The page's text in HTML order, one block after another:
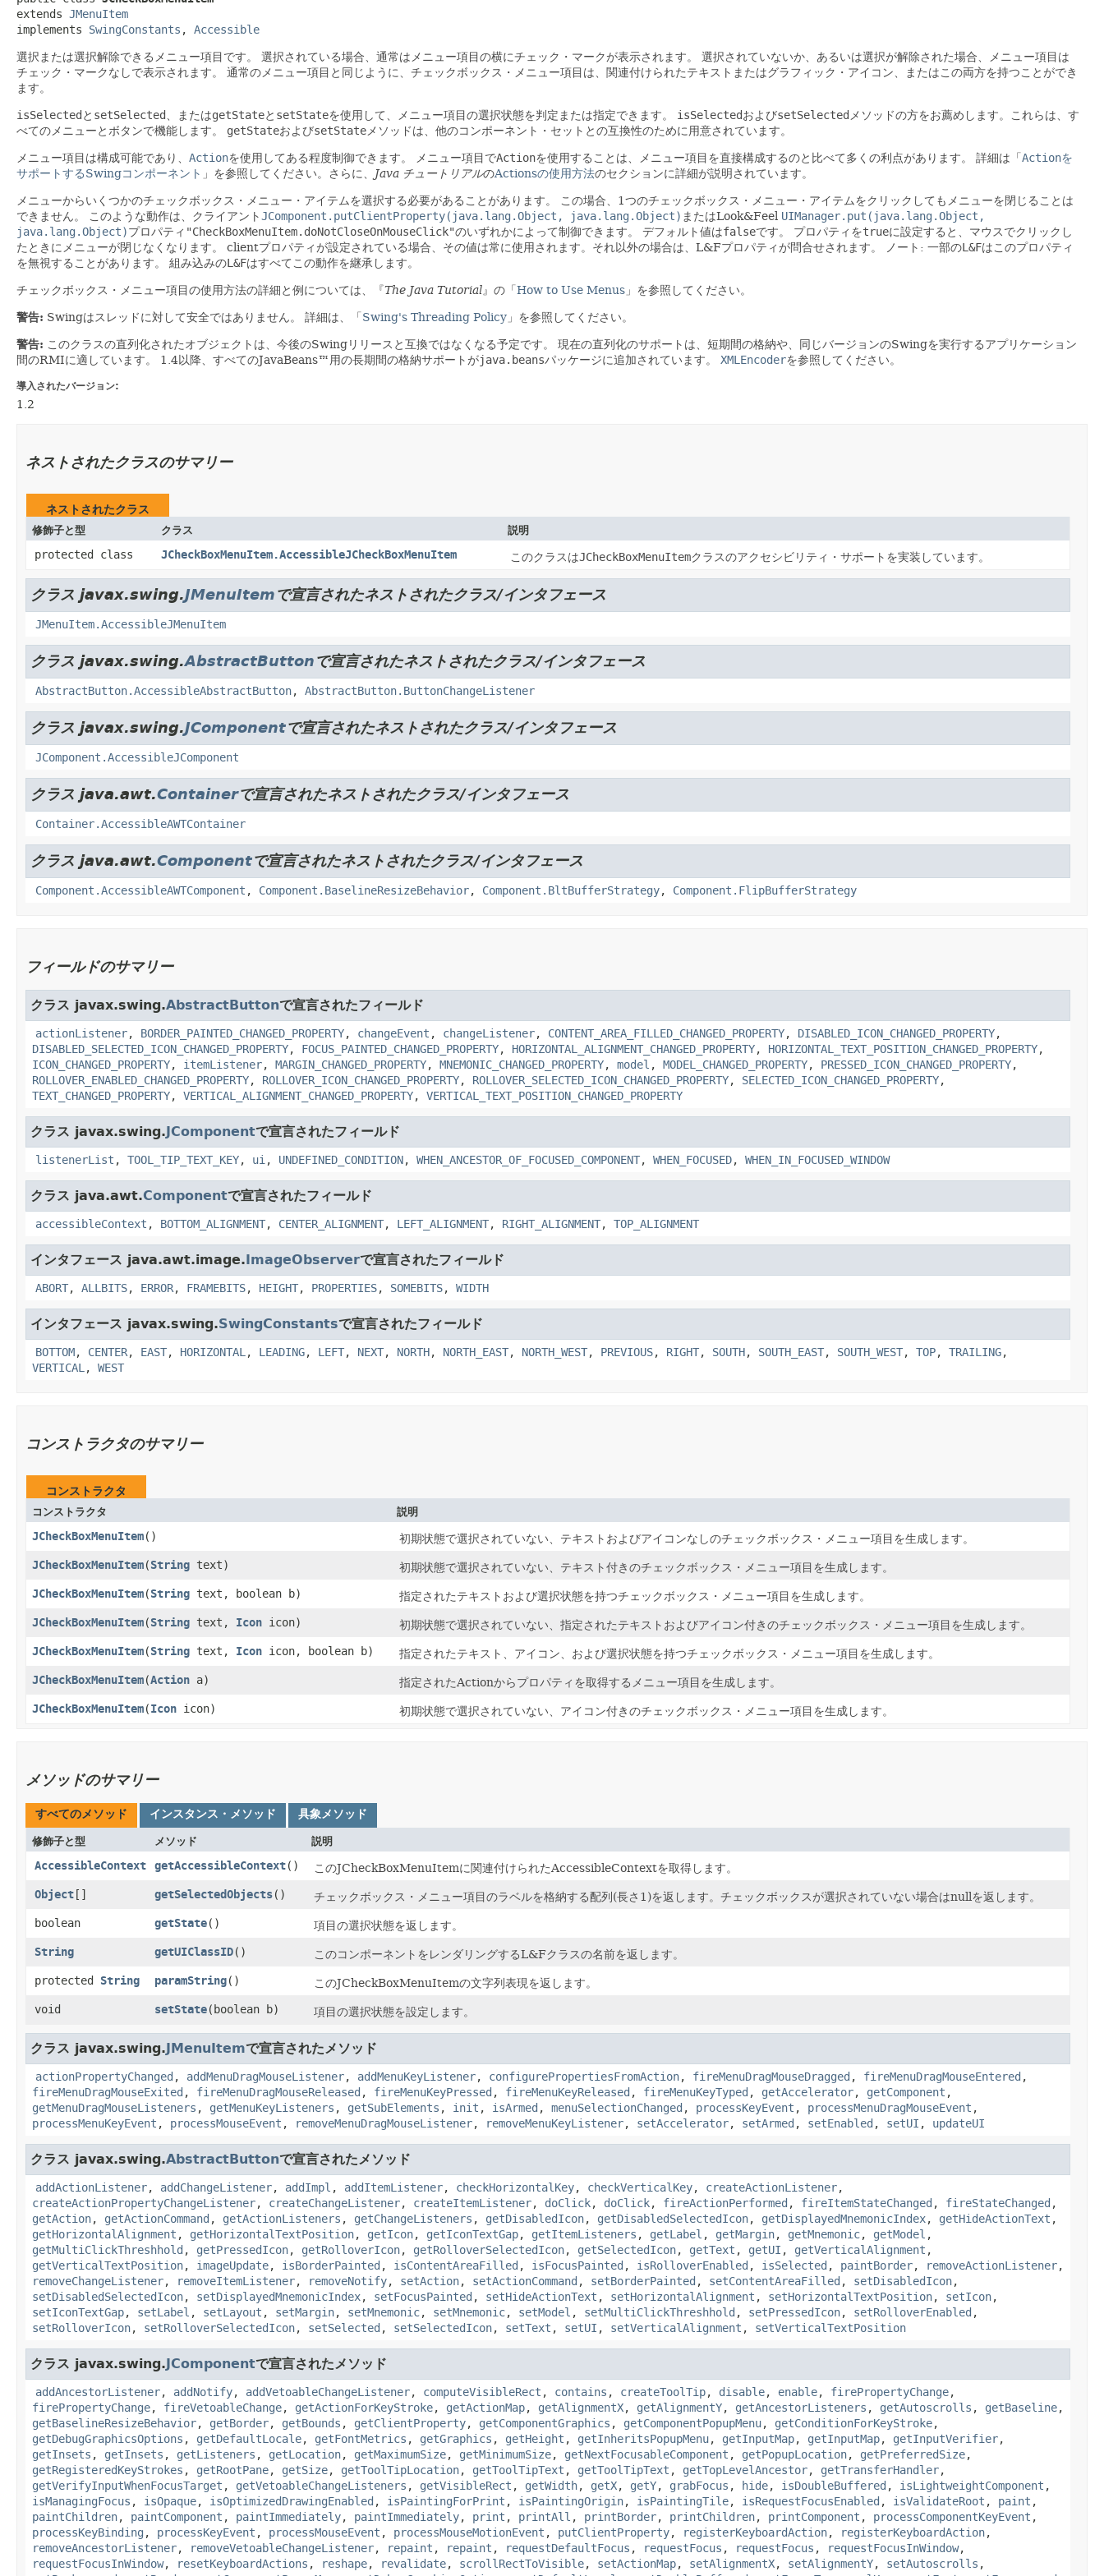
extends JMenuItem
implements SwingConstants , Accessible
選択または選択解除できるメニュー項目です。 選択されている場合、通常はメニュー項目の横にチェック・マークが表示されます。
選択されていないか、あるいは選択が解除された場合、メニュー項目は
チェック・マークなしで表示されます。
通常のメニュー項目と同じように、チェックボックス・メニュー項目は、関連付けられたテキストまたはグラフィック・アイコン、またはこの両方を持つことができ
ます。
isSelected と setSelected 、またはgetStateと setStateを使用して、メニュー項目の選択状態を判定または指定できます。 isSelectedおよびsetSelected メソッドの方をお薦めします。これらは、す
べてのメニューとボタンで機能します。
getStateおよびsetState メソッドは、他のコンポーネント・セットとの互換性のために用意されています。
メニュー項目は構成可能であり、 Actionを使用してある程度制御できます。 メニュー項目でActionを使用することは、メニュー項目を直接構成するのと比べて多くの利点があります。 詳細は「 Actionを
サポートするSwingコンポーネント 」を参照してください。さらに、 Java チュートリアルのActionsの使用方法のセクションに詳細が説明されています。
メニューからいくつかのチェックボックス・メニュー・アイテムを選択する必要があることがあります。
この場合、1つのチェックボックス・メニュー・アイテムをクリックしてもメニューを閉じることは
できません。
このような動作は、クライアントJComponent.putClientProperty(java.lang.Object, java.lang.Object) またはLook&Feel UIManager.put(java.lang.Object,
java.lang.Object)プロパティ "CheckBoxMenuItem.doNotCloseOnMouseClick"のいずれかによって制御できます。 デフォルト値はfalseです。 プロパティをtrueに設定すると、マウスでクリックし
たときにメニューが閉じなくなります。
clientプロパティが設定されている場合、その値は常に使用されます。それ以外の場合は、L&Fプロパティが問合せされます。 ノート: 一部のL&Fはこのプロパティ
を無視することがあります。
組み込みのL&Fはすべてこの動作を継承します。
チェックボックス・メニュー項目の使用方法の詳細と例については、『The Java Tutorial』の「 How to Use Menus 」を参照してください。
警告: Swingはスレッドに対して安全ではありません。 詳細は、「 Swing's Threading Policy 」を参照してください。
警告: このクラスの直列化されたオブジェクトは、今後のSwingリリースと互換ではなくなる予定です。
現在の直列化のサポートは、短期間の格納や、同じバージョンのSwingを実行するアプリケーション
間のRMIに適しています。
1.4以降、すべてのJavaBeans™用の長期間の格納サポートがjava.beansパッケージに追加されています。 XMLEncoderを参照してください。
導入されたバージョン:
1.2
ネストされたクラスのサマリー
ネストされたクラス
修飾子と型 クラス 説明
protected class JCheckBoxMenuItem.AccessibleJCheckBoxMenuItem このクラスはJCheckBoxMenuItemクラスのアクセシビリティ・サポートを実装しています。
クラス javax.swing.JMenuItemで宣言されたネストされたクラス/インタフェース
JMenuItem.AccessibleJMenuItem
クラス javax.swing.AbstractButtonで宣言されたネストされたクラス/インタフェース
AbstractButton.AccessibleAbstractButton, AbstractButton.ButtonChangeListener
クラス javax.swing.JComponentで宣言されたネストされたクラス/インタフェース
JComponent.AccessibleJComponent
クラス java.awt.Containerで宣言されたネストされたクラス/インタフェース
Container.AccessibleAWTContainer
クラス java.awt.Componentで宣言されたネストされたクラス/インタフェース
Component.AccessibleAWTComponent , Component.BaselineResizeBehavior, Component.BltBufferStrategy, Component.FlipBufferStrategy
フィールドのサマリー
クラス javax.swing.AbstractButtonで宣言されたフィールド
actionListener, BORDER_PAINTED_CHANGED_PROPERTY, changeEvent , changeListener, CONTENT_AREA_FILLED_CHANGED_PROPERTY, DISABLED_ICON_CHANGED_PROPERTY,
DISABLED_SELECTED_ICON_CHANGED_PROPERTY, FOCUS_PAINTED_CHANGED_PROPERTY, HORIZONTAL_ALIGNMENT_CHANGED_PROPERTY, HORIZONTAL_TEXT_POSITION_CHANGED_PROPERTY,
ICON_CHANGED_PROPERTY, itemListener, MARGIN_CHANGED_PROPERTY, MNEMONIC_CHANGED_PROPERTY, model , MODEL_CHANGED_PROPERTY, PRESSED_ICON_CHANGED_PROPERTY,
ROLLOVER_ENABLED_CHANGED_PROPERTY, ROLLOVER_ICON_CHANGED_PROPERTY, ROLLOVER_SELECTED_ICON_CHANGED_PROPERTY, SELECTED_ICON_CHANGED_PROPERTY,
TEXT_CHANGED_PROPERTY, VERTICAL_ALIGNMENT_CHANGED_PROPERTY, VERTICAL_TEXT_POSITION_CHANGED_PROPERTY
クラス javax.swing.JComponentで宣言されたフィールド
listenerList , TOOL_TIP_TEXT_KEY, ui, UNDEFINED_CONDITION, WHEN_ANCESTOR_OF_FOCUSED_COMPONENT, WHEN_FOCUSED, WHEN_IN_FOCUSED_WINDOW
クラス java.awt.Componentで宣言されたフィールド
accessibleContext , BOTTOM_ALIGNMENT, CENTER_ALIGNMENT, LEFT_ALIGNMENT, RIGHT_ALIGNMENT, TOP_ALIGNMENT
インタフェース java.awt.image.ImageObserverで宣言されたフィールド
ABORT, ALLBITS, ERROR, FRAMEBITS, HEIGHT, PROPERTIES, SOMEBITS, WIDTH
インタフェース javax.swing.SwingConstantsで宣言されたフィールド
BOTTOM, CENTER, EAST, HORIZONTAL, LEADING, LEFT, NEXT, NORTH, NORTH_EAST, NORTH_WEST, PREVIOUS, RIGHT, SOUTH, SOUTH_EAST, SOUTH_WEST, TOP, TRAILING,
VERTICAL, WEST
コンストラクタのサマリー
コンストラクタ
コンストラクタ 説明
JCheckBoxMenuItem() 初期状態で選択されていない、テキストおよびアイコンなしのチェックボックス・メニュー項目を生成します。
JCheckBoxMenuItem​(String text) 初期状態で選択されていない、テキスト付きのチェックボックス・メニュー項目を生成します。
JCheckBoxMenuItem​(String text, boolean b) 指定されたテキストおよび選択状態を持つチェックボックス・メニュー項目を生成します。
JCheckBoxMenuItem​(String text, Icon icon) 初期状態で選択されていない、指定されたテキストおよびアイコン付きのチェックボックス・メニュー項目を生成します。
JCheckBoxMenuItem​(String text, Icon icon, boolean b) 指定されたテキスト、アイコン、および選択状態を持つチェックボックス・メニュー項目を生成します。
JCheckBoxMenuItem​(Action a) 指定されたActionからプロパティを取得するメニュー項目を生成します。
JCheckBoxMenuItem​(Icon icon) 初期状態で選択されていない、アイコン付きのチェックボックス・メニュー項目を生成します。
メソッドのサマリー
すべてのメソッド インスタンス・メソッド 具象メソッド
修飾子と型 メソッド 説明
AccessibleContext getAccessibleContext() このJCheckBoxMenuItemに関連付けられたAccessibleContextを取得します。
Object [] getSelectedObjects() チェックボックス・メニュー項目のラベルを格納する配列(長さ1)を返します。チェックボックスが選択されていない場合はnullを返します。
boolean getState() 項目の選択状態を返します。
String getUIClassID() このコンポーネントをレンダリングするL&Fクラスの名前を返します。
protected String paramString() このJCheckBoxMenuItemの文字列表現を返します。
void setState​(boolean b) 項目の選択状態を設定します。
クラス javax.swing.JMenuItemで宣言されたメソッド
actionPropertyChanged , addMenuDragMouseListener, addMenuKeyListener, configurePropertiesFromAction, fireMenuDragMouseDragged , fireMenuDragMouseEntered ,
fireMenuDragMouseExited , fireMenuDragMouseReleased , fireMenuKeyPressed , fireMenuKeyReleased , fireMenuKeyTyped , getAccelerator, getComponent ,
getMenuDragMouseListeners , getMenuKeyListeners , getSubElements , init , isArmed , menuSelectionChanged , processKeyEvent , processMenuDragMouseEvent ,
processMenuKeyEvent , processMouseEvent , removeMenuDragMouseListener, removeMenuKeyListener, setAccelerator, setArmed , setEnabled , setUI , updateUI
クラス javax.swing.AbstractButtonで宣言されたメソッド
addActionListener, addChangeListener, addImpl , addItemListener, checkHorizontalKey, checkVerticalKey, createActionListener,
createActionPropertyChangeListener, createChangeListener, createItemListener, doClick, doClick, fireActionPerformed , fireItemStateChanged , fireStateChanged ,
getAction, getActionCommand , getActionListeners , getChangeListeners , getDisabledIcon, getDisabledSelectedIcon, getDisplayedMnemonicIndex, getHideActionText ,
getHorizontalAlignment , getHorizontalTextPosition, getIcon, getIconTextGap, getItemListeners , getLabel , getMargin, getMnemonic, getModel ,
getMultiClickThreshhold , getPressedIcon, getRolloverIcon, getRolloverSelectedIcon, getSelectedIcon, getText , getUI , getVerticalAlignment ,
getVerticalTextPosition, imageUpdate, isBorderPainted , isContentAreaFilled , isFocusPainted , isRolloverEnabled , isSelected , paintBorder, removeActionListener,
removeChangeListener, removeItemListener, removeNotify, setAction, setActionCommand , setBorderPainted , setContentAreaFilled , setDisabledIcon,
setDisabledSelectedIcon, setDisplayedMnemonicIndex, setFocusPainted , setHideActionText , setHorizontalAlignment , setHorizontalTextPosition, setIcon,
setIconTextGap, setLabel , setLayout , setMargin, setMnemonic, setMnemonic, setModel , setMultiClickThreshhold , setPressedIcon, setRolloverEnabled ,
setRolloverIcon, setRolloverSelectedIcon, setSelected , setSelectedIcon, setText , setUI , setVerticalAlignment , setVerticalTextPosition
クラス javax.swing.JComponentで宣言されたメソッド
addAncestorListener, addNotify, addVetoableChangeListener, computeVisibleRect , contains , createToolTip, disable, enable, firePropertyChange,
firePropertyChange, fireVetoableChange, getActionForKeyStroke, getActionMap, getAlignmentX, getAlignmentY, getAncestorListeners , getAutoscrolls , getBaseline,
getBaselineResizeBehavior, getBorder, getBounds , getClientProperty, getComponentGraphics , getComponentPopupMenu, getConditionForKeyStroke,
getDebugGraphicsOptions , getDefaultLocale, getFontMetrics , getGraphics , getHeight , getInheritsPopupMenu, getInputMap, getInputMap, getInputVerifier,
getInsets , getInsets , getListeners , getLocation, getMaximumSize, getMinimumSize, getNextFocusableComponent , getPopupLocation, getPreferredSize,
getRegisteredKeyStrokes , getRootPane, getSize, getToolTipLocation, getToolTipText , getToolTipText , getTopLevelAncestor, getTransferHandler,
getVerifyInputWhenFocusTarget , getVetoableChangeListeners , getVisibleRect , getWidth, getX, getY, grabFocus , hide, isDoubleBuffered , isLightweightComponent ,
isManagingFocus , isOpaque, isOptimizedDrawingEnabled , isPaintingForPrint , isPaintingOrigin, isPaintingTile, isRequestFocusEnabled , isValidateRoot , paint ,
paintChildren, paintComponent , paintImmediately, paintImmediately, print , printAll , printBorder, printChildren, printComponent , processComponentKeyEvent ,
processKeyBinding , processKeyEvent , processMouseEvent , processMouseMotionEvent , putClientProperty, registerKeyboardAction, registerKeyboardAction,
removeAncestorListener, removeVetoableChangeListener, repaint , repaint , requestDefaultFocus , requestFocus , requestFocus , requestFocusInWindow,
requestFocusInWindow, resetKeyboardActions , reshape, revalidate, scrollRectToVisible, setActionMap, setAlignmentX, setAlignmentY, setAutoscrolls ,